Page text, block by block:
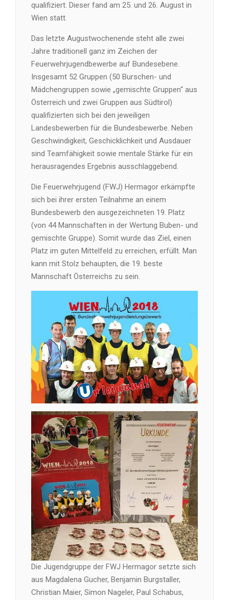
qualifiziert. Dieser fand am 25. und 26. August in
Wien statt.
Das letzte Augustwochenende steht alle zwei
Jahre traditionell ganz im Zeichen der
Feuerwehrjugendbewerbe auf Bundesebene.
Insgesamt 52 Gruppen (50 Burschen- und
Mädchengruppen sowie „gemischte Gruppen“ aus
Österreich und zwei Gruppen aus Südtirol)
qualifizierten sich bei den jeweiligen
Landesbewerben für die Bundesbewerbe. Neben
Geschwindigkeit, Geschicklichkeit und Ausdauer
sind Teamfähigkeit sowie mentale Stärke für ein
herausragendes Ergebnis ausschlaggebend.
Die Feuerwehrjugend (FWJ) Hermagor erkämpfte
sich bei ihrer ersten Teilnahme an einem
Bundesbewerb den ausgezeichneten 19. Platz
(von 44 Mannschaften in der Wertung Buben- und
gemischte Gruppe). Somit wurde das Ziel, einen
Platz im guten Mittelfeld zu erreichen, erfüllt. Man
kann mit Stolz behaupten, die 19. beste
Mannschaft Österreichs zu sein.
Die Jugendgruppe der FWJ Hermagor setzte sich
aus Magdalena Gucher, Benjamin Burgstaller,
Christian Maier, Simon Nageler, Paul Schabus,